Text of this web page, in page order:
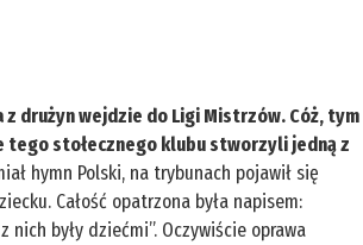
drużyn wejdzie do Ligi Mistrzów. Cóż, tym
tego stołecznego klubu stworzyli jedną z
hymn Polski, na trybunach pojawił się
Całość opatrzona była napisem:
były dziećmi”. Oczywiście oprawa